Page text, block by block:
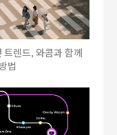
렌드, 와콤과 함께
법